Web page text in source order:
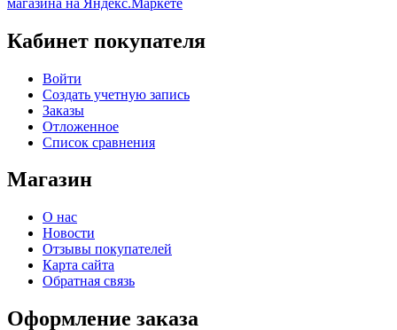
Кабинет покупателя
Войти
Создать учетную запись
Заказы
Отложенное
Список сравнения
Магазин
О нас
Новости
Отзывы покупателей
Карта сайта
Обратная связь
Оформление заказа